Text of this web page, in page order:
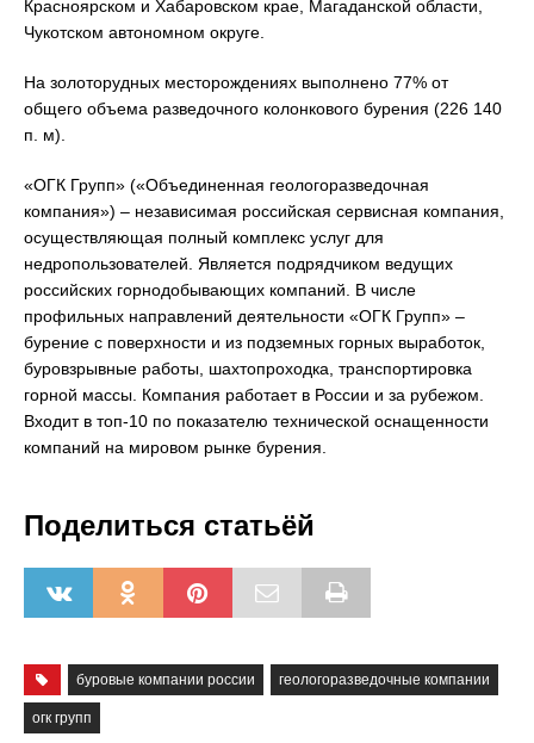
Красноярском и Хабаровском крае, Магаданской области,
Чукотском автономном округе.
На золоторудных месторождениях выполнено 77% от
общего объема разведочного колонкового бурения (226 140
п. м).
«ОГК Групп» («Объединенная геологоразведочная
компания») – независимая российская сервисная компания,
осуществляющая полный комплекс услуг для
недропользователей. Является подрядчиком ведущих
российских горнодобывающих компаний. В числе
профильных направлений деятельности «ОГК Групп» –
бурение с поверхности и из подземных горных выработок,
буровзрывные работы, шахтопроходка, транспортировка
горной массы. Компания работает в России и за рубежом.
Входит в топ-10 по показателю технической оснащенности
компаний на мировом рынке бурения.
Поделиться статьёй
буровые компании россии геологоразведочные компании
огк групп